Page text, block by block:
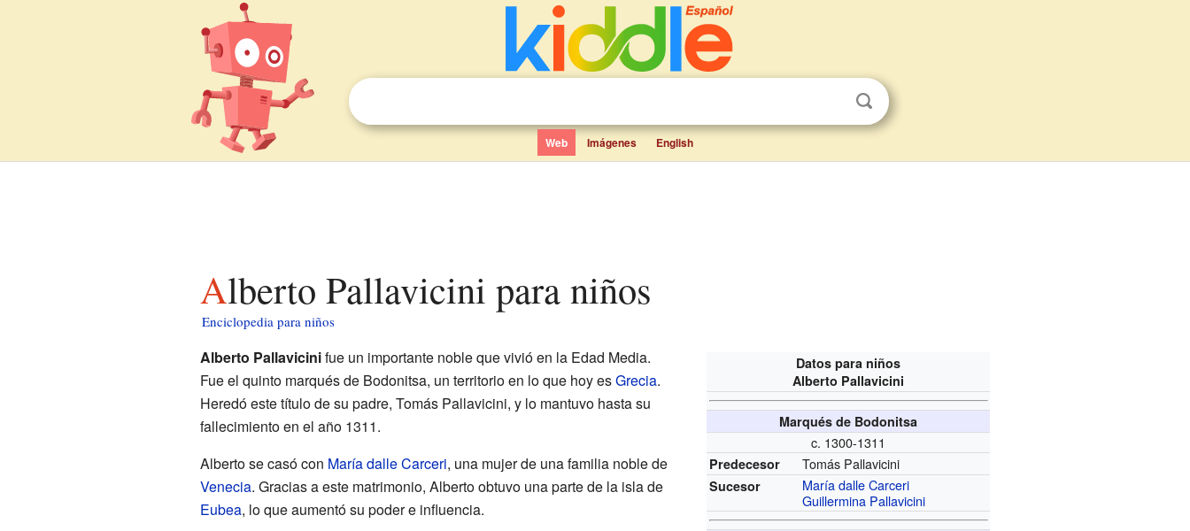
Web Imágenes English
Alberto Pallavicini para niños
Enciclopedia para niños
Datos para niños
Alberto Pallavicini
Marqués de Bodonitsa
c. 1300-1311
Predecesor Tomás Pallavicini
Sucesor
María dalle Carceri
Guillermina Pallavicini
Alberto Pallavicinifue un importante noble que vivió en la Edad Media.
Fue el quinto marqués de Bodonitsa, un territorio en lo que hoy esGrecia.
Heredó este título de su padre, Tomás Pallavicini, y lo mantuvo hasta su
fallecimiento en el año 1311.
Alberto se casó con María dalle Carceri, una mujer de una familia noble de
Venecia. Gracias a este matrimonio, Alberto obtuvo una parte de la isla de
Eubea, lo que aumentó su poder e influencia.